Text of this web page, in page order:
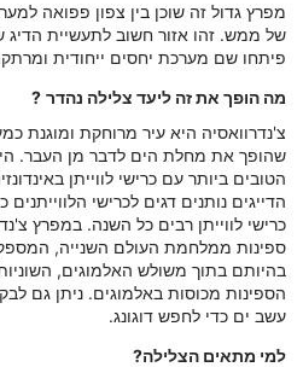
מפרץ גדול זה שוכן בין צפון פפואה
של ממש. זהו אזור חשוב לתעשיית הדיג
פיתחו שם מערכת יחסים ייחודית
מה הופך את זה ליעד צלילה נהדר ?
צ'נדרוואסיה היא עיר מרוחקת ומוגנת
שהופך את מחלת הים לדבר מן העבר.
הטובים ביותר עם כרישי לווייתן
הדייגים נותנים דגים לכרישי
כרישי לווייתן רבים כל השנה. במפרץ
ספינות ממלחמת העולם השנייה,
בהיותם בתוך משולש האלמוגים,
הספינות מכוסות באלמוגים. ניתן גם
עשב ים כדי לחפש דוגונג.
למי מתאים הצלילה?